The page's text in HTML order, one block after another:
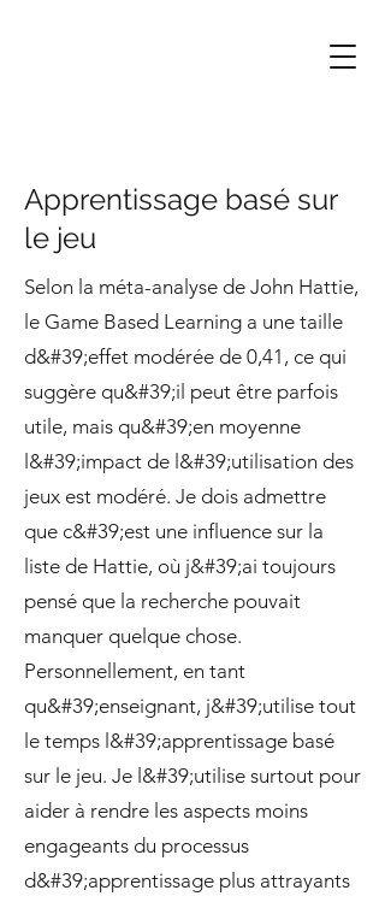
Apprentissage basé sur
le jeu
Selon la méta-analyse de John Hattie,
le Game Based Learning a une taille
d&#39;effet modérée de 0,41, ce qui
suggère qu&#39;il peut être parfois
utile, mais qu&#39;en moyenne
l&#39;impact de l&#39;utilisation des
jeux est modéré. Je dois admettre
que c&#39;est une influence sur la
liste de Hattie, où j&#39;ai toujours
pensé que la recherche pouvait
manquer quelque chose.
Personnellement, en tant
qu&#39;enseignant, j&#39;utilise tout
le temps l&#39;apprentissage basé
sur le jeu. Je l&#39;utilise surtout pour
aider à rendre les aspects moins
engageants du processus
d&#39;apprentissage plus attrayants